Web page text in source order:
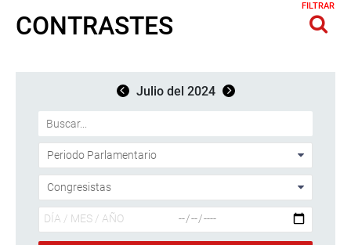
CONTRASTES
FILTRAR
Julio del 2024